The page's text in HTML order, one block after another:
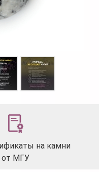
на камни
от МГУ